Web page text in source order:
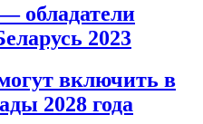
обладатели
2023
включить в
2028 года